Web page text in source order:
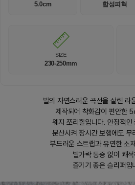
5.0cm 합성피혁
SIZE
230-250mm
발의 자연스러운 곡선을 살린 라
제작되어 착화감이 편안한
웨지 쪼리힐입니다. 안정적인
분산시켜 장시간 보행에도 무
부드러운 스트랩과 유연한 소
발가락 통증 없이 쾌적
즐기기 좋은 슬리퍼입